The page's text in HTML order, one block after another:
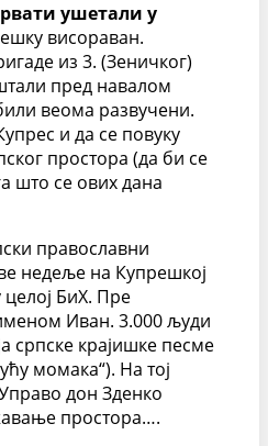
ушетали у
висораван.
из 3. (Зеничког)
пред навалом
веома развучени.
и да се повуку
простора (да би се
што се ових дана
православни
недеље на Купрешкој
БиХ. Пре
Иван. 3.000 људи
српске крајишке песме
момака“). На тој
дон Зденко
простора….